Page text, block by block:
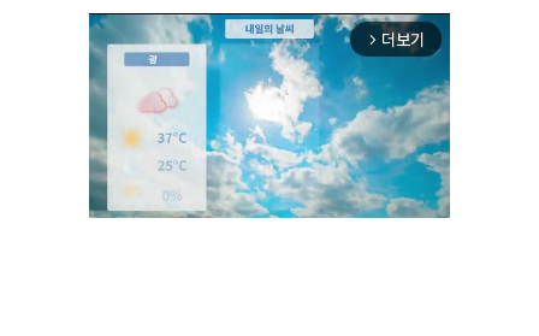
arrow_forward_ios 더보기